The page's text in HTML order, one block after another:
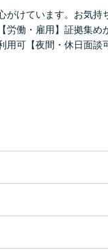
がけています。お気
労働・雇用】証拠集
可【夜間・休日面談